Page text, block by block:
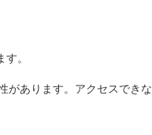
。
があります。アクセスでき